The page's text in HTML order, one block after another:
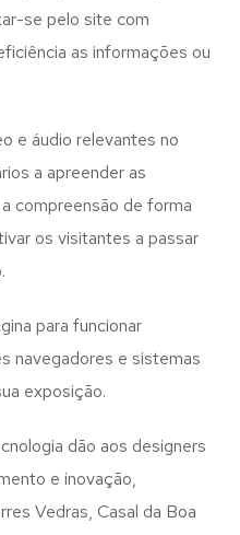
se pelo site com
as informações ou
e áudio relevantes no
a apreender as
compreensão de forma
os visitantes a passar
para funcionar
navegadores e sistemas
exposição.
dão aos designers
e inovação,
Vedras, Casal da Boa